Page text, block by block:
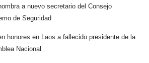
a nuevo secretario del Consejo
de Seguridad
honores en Laos a fallecido presidente de la
Nacional